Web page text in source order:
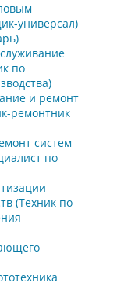
универсал)
по
и ремонт
ремонтник
систем
по
(Техник по